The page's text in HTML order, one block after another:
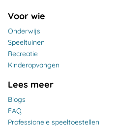
Voor wie
Onderwijs
Speeltuinen
Recreatie
Kinderopvangen
Lees meer
Blogs
FAQ
Professionele speeltoestellen